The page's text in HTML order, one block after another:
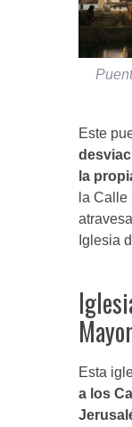
Este
la
la Calle
Iglesia
Esta
a los